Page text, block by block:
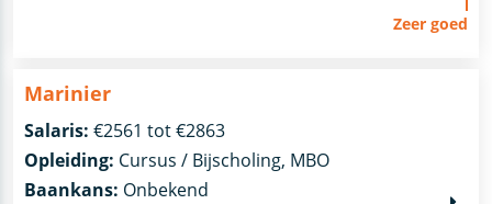
Zeer goed
Marinier
Salaris: €2561 tot €2863
Opleiding: Cursus / Bijscholing, MBO
Baankans: Onbekend